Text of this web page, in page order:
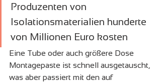
Produzenten von
Isolationsmaterialien hunderte
von Millionen Euro kosten
Eine Tube oder auch größere Dose
Montagepaste ist schnell ausgetauscht,
was aber passiert mit den auf